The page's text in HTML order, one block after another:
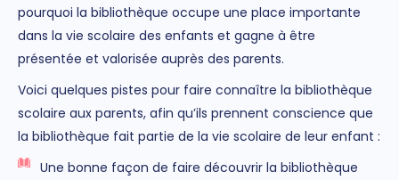
pourquoi la bibliothèque occupe une place importante
dans la vie scolaire des enfants et gagne à être
présentée et valorisée auprès des parents.
Voici quelques pistes pour faire connaître la bibliothèque
scolaire aux parents, afin qu’ils prennent conscience que
la bibliothèque fait partie de la vie scolaire de leur enfant :
Une bonne façon de faire découvrir la bibliothèque